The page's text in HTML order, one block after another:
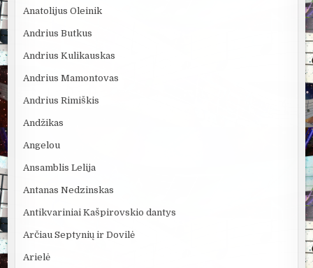
Anatolijus Oleinik
Andrius Butkus
Andrius Kulikauskas
Andrius Mamontovas
Andrius Rimiškis
Andžikas
Angelou
Ansamblis Lelija
Antanas Nedzinskas
Antikvariniai Kašpirovskio dantys
Arčiau Septynių ir Dovilė
Arielė